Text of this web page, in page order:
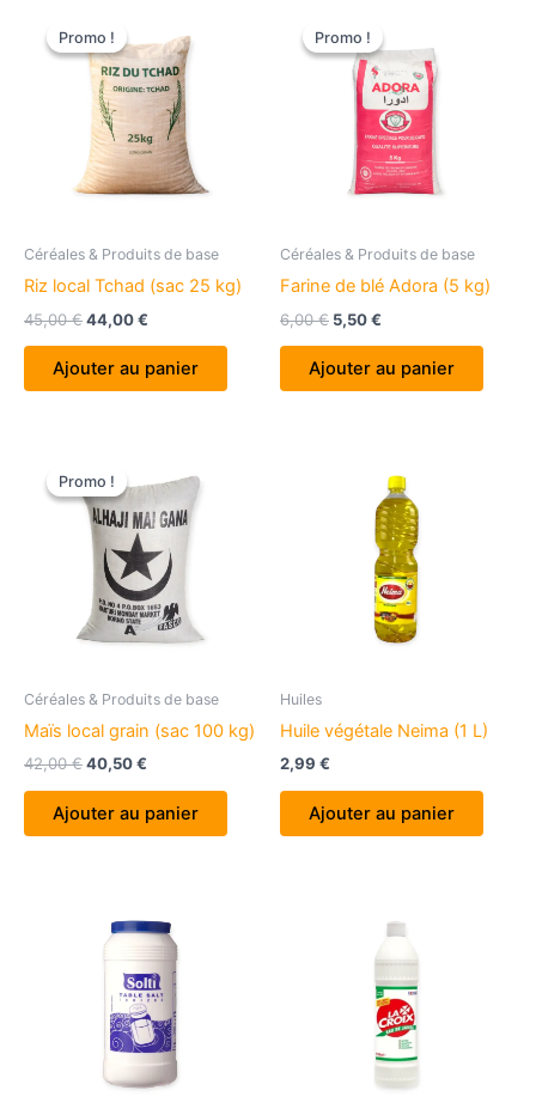
Promo !
Promo !
Céréales & Produits de base
Riz local Tchad (sac 25 kg)
45,00€Le
initial
était :
44,00€
actuel
est :
Ajouter au panier
Promo !
Promo !
Céréales & Produits de base
Farine de blé Adora (5 kg)
6,00€ Le
initial
était :
5,50€
est :
Ajouter au panier
Promo !
Promo !
Céréales & Produits de base
Maïs local grain (sac 100 kg)
42,00€Le
initial
était :
40,50€
actuel
est :
Ajouter au panier
Huiles
Huile végétale Neima (1 L)
2,99 €
Ajouter au panier